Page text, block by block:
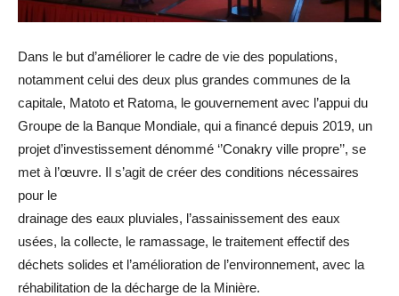
Dans le but d’améliorer le cadre de vie des populations,
notamment celui des deux plus grandes communes de la
capitale, Matoto et Ratoma, le gouvernement avec l’appui du
Groupe de la Banque Mondiale, qui a financé depuis 2019, un
projet d’investissement dénommé ‘’Conakry ville propre’’, se
met à l’œuvre. Il s’agit de créer des conditions nécessaires
pour le
drainage des eaux pluviales, l’assainissement des eaux
usées, la collecte, le ramassage, le traitement effectif des
déchets solides et l’amélioration de l’environnement, avec la
réhabilitation de la décharge de la Minière.